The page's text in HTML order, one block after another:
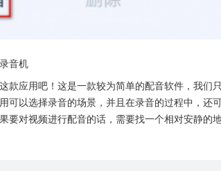
音机
款应用吧！这是一款较为简单的配音软件，我们
可以选择录音的场景，并且在录音的过程中，还
要对视频进行配音的话，需要找一个相对安静的